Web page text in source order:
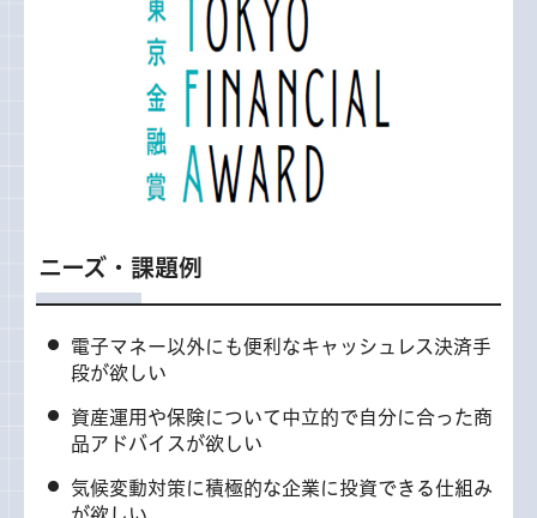
ニーズ・課題例
電子マネー以外にも便利なキャッシュレス決済手
段が欲しい
資産運用や保険について中立的で自分に合った商
品アドバイスが欲しい
気候変動対策に積極的な企業に投資できる仕組み